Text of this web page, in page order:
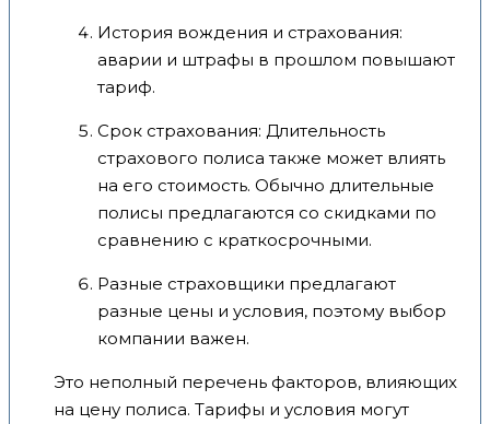
История вождения и страхования:
аварии и штрафы в прошлом повышают
тариф.
Срок страхования: Длительность
страхового полиса также может влиять
на его стоимость. Обычно длительные
полисы предлагаются со скидками по
сравнению с краткосрочными.
Разные страховщики предлагают
разные цены и условия, поэтому выбор
компании важен.
Это неполный перечень факторов, влияющих
на цену полиса. Тарифы и условия могут